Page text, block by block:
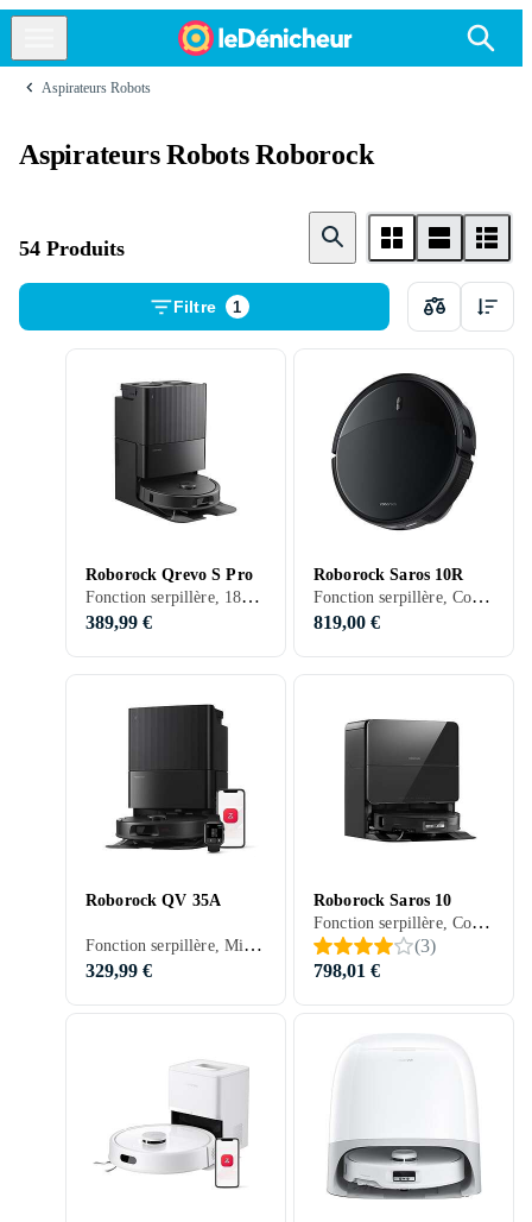
Aspirateurs Robots
Aspirateurs Robots Roborock
54 Produits
Filtre 1
Roborock Qrevo S Pro
Fonction serpillère, 180 min
389,99 €
Roborock Saros 10R
Fonction serpillère, Contrôle vocal, Télécommande, Stationnement automatique, Contrôle via application, Séchage automatique de la serpillière, Station d'accueil, 220 min, Tapis, 60 dB, Vidage automatique
819,00 €
Roborock QV 35A
Fonction serpillère, Minuterie, Contrôle vocal, Prise en charge programmation, Détection d'escaliers, Stationnement automatique, Mur virtuel (barrière), Indiqué pour animaux domestiques, Contrôle via application, Nettoyage des bords, Station d'accueil, 180 min, 68 dB, Vidage automatique
329,99 €
Roborock Saros 10
Fonction serpillère, Contrôle vocal, Prise en charge programmation, Télécommande, Détection d'escaliers, Stationnement automatique, Mur virtuel (barrière), Indiqué pour animaux domestiques, Contrôle via application, Nettoyage des bords, Réduction du bruit / Mode silencieux, Séchage automatique de la serpillière, Station d'accueil, 220 min, 67 dB, Vidage automatique
(3)
798,01 €